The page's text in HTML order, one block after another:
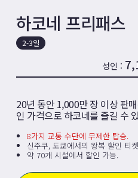
2-3일
하코네 프리패스
성인
20년 동안 1,000만 장 이상 판
인 가격으로 하코네를 즐길 수
8가지 교통 수단에 무제한 탑승.
신주쿠, 도쿄에서의 왕복 할인 티
약 70개 시설에서 할인 가능.